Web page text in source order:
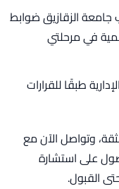
جامعة الزقازيق ضوابط
في مرحلتي
طبقًا للقرارات
وتواصل الآن مع
على استشارة
القبول.